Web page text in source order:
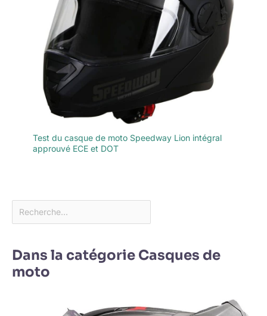
Test du casque de moto Speedway Lion intégral
approuvé ECE et DOT
Dans la catégorie Casques de
moto